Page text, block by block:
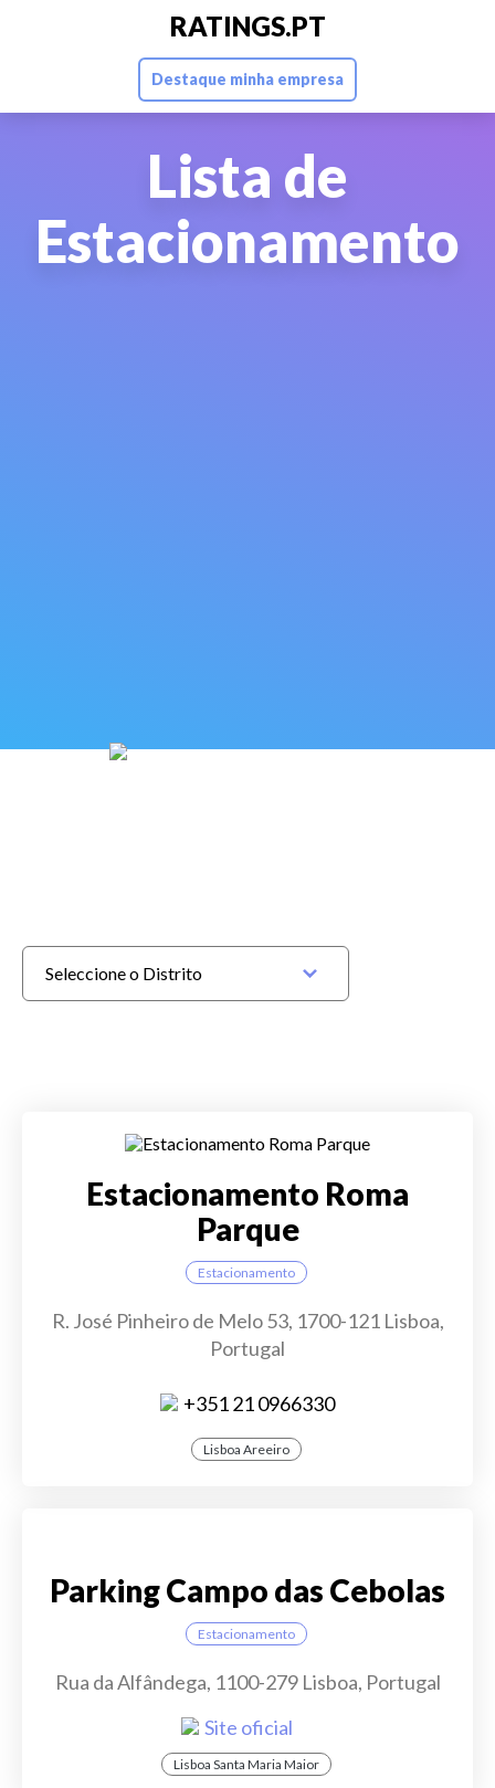
RATINGS.PT
Destaque minha empresa
Lista de
Estacionamento
Estacionamento Roma
Parque
Estacionamento
R. José Pinheiro de Melo 53, 1700-121 Lisboa,
Portugal
+351 21 0966330
Lisboa Areeiro
Parking Campo das Cebolas
Estacionamento
Rua da Alfândega, 1100-279 Lisboa, Portugal
Site oficial
Lisboa Santa Maria Maior